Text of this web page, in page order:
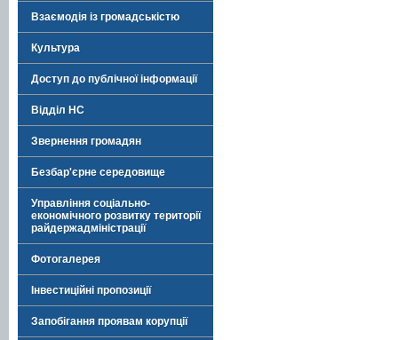
Взаємодія із громадськістю
Культура
Доступ до публічної інформації
Відділ НС
Звернення громадян
Безбар'єрне середовище
Управління соціально-
економічного розвитку території
райдержадміністрації
Фотогалерея
Інвестиційні пропозиції
Запобігання проявам корупції